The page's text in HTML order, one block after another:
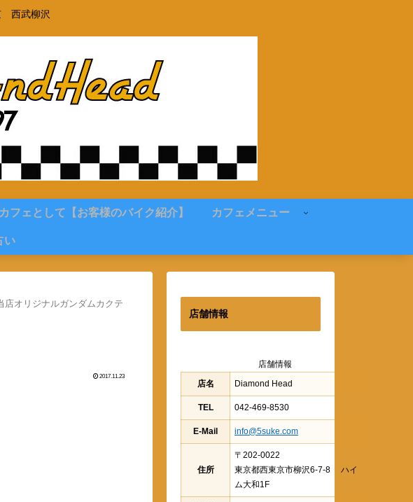
西武柳沢
フェとして 【お客様のバイク紹介】 カフェメニュー
い
店オリジナルガンダムカクテ
2017.11.23
店舗情報
店舗情報
店名
Diamond Head
TEL 042-469-8530
E-Mail info@5suke.com
住所
〒202-0022
東京都西東京市柳沢6-7-8 ハイ
ム大和1F